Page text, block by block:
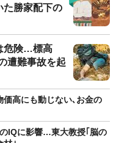
勝家配下の
危険…標高
遭難事故を起
価高にも動じない､お金の
IQに影響…東大教授｢脳の